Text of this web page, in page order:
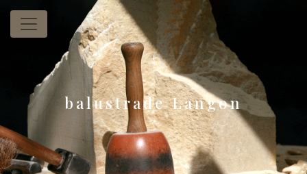
Panneau de gestion des cookies
balustrade Langon